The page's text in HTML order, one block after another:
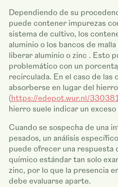
Dependiendo de su
puede contener impurezas
sistema de cultivo, los
aluminio o los bancos de
liberar aluminio o zinc . Esto
problemático con un
recirculada. En el caso de las
absorberse en lugar del hierro
(https://edepot.wur.nl/
hierro suele indicar un exceso
Cuando se sospecha de una
pesados, un análisis
puede ofrecer una respuesta
químico estándar tan solo
zinc, por lo que la presencia
debe evaluarse aparte.